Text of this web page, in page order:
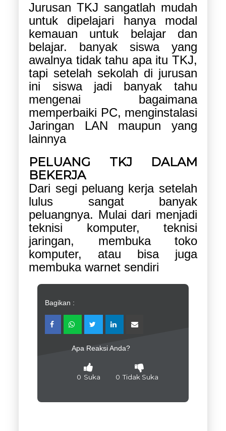
Jurusan TKJ sangatlah mudah
untuk dipelajari hanya modal
kemauan untuk belajar dan
belajar. banyak siswa yang
awalnya tidak tahu apa itu TKJ,
tapi setelah sekolah di jurusan
ini siswa jadi banyak tahu
mengenai bagaimana
memperbaiki PC, menginstalasi
Jaringan LAN maupun yang
lainnya
PELUANG TKJ DALAM
BEKERJA
Dari segi peluang kerja setelah
lulus sangat banyak
peluangnya. Mulai dari menjadi
teknisi komputer, teknisi
jaringan, membuka toko
komputer, atau bisa juga
membuka warnet sendiri
Bagikan :
Apa Reaksi Anda?
0 Suka 0 Tidak Suka